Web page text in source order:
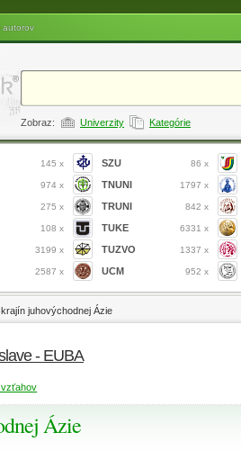
autorov
Zobraz: Univerzity Kategórie
145 x
974 x
275 x
108 x
3199 x
2587 x
SZU 86 x
TNUNI 1797 x
TRUNI 842 x
TUKE 6331 x
TUZVO 1337 x
UCM 952 x
juhovýchodnej Ázie
- EUBA
vzťahov
Ázie